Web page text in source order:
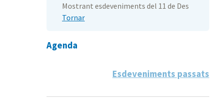
Mostrant esdeveniments del 11 de Des
Tornar
Agenda
Esdeveniments passats